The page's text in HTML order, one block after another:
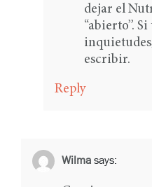
dejar el
“abierto”.
escribir.
Reply
Wilma says: